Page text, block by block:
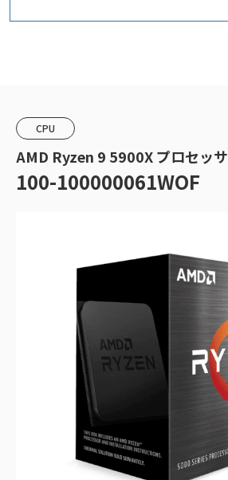
CPU
AMD Ryzen 9 5900X プロセッサ
100-100000061WOF